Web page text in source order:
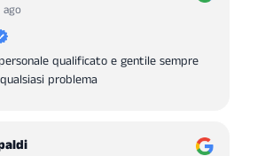
qualificato e gentile sempre
problema